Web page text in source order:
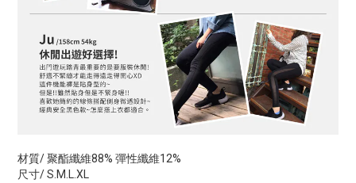
材質/聚酯纖維88% 彈性纖維12%
尺寸/ S.M.L.XL